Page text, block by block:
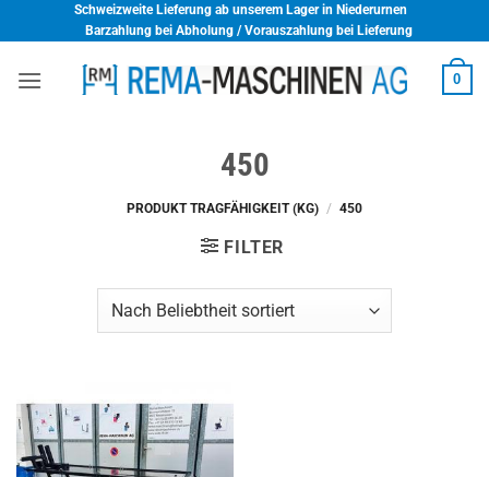
to
Schweizweite Lieferung ab unserem Lager in Niederurnen
Barzahlung bei Abholung / Vorauszahlung bei Lieferung
0
450
PRODUKT TRAGFÄHIGKEIT (KG) / 450
FILTER